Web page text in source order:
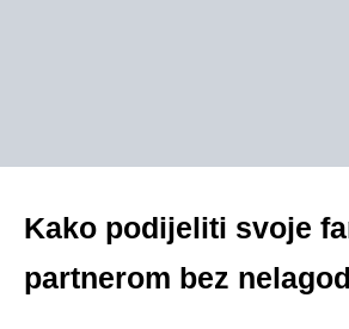
Kako podijeliti svoje
partnerom bez